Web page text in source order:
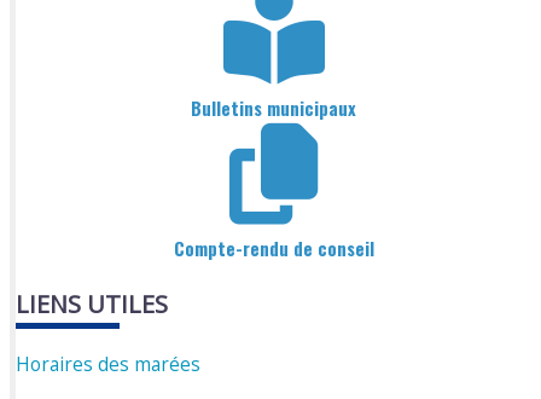
Bulletins municipaux
Compte-rendu de conseil
LIENS UTILES
Horaires des marées